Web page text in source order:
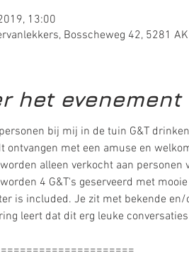
13:00
Bosscheweg 42, 5281
het evenement
bij mij in de tuin G&T
ontvangen met een amuse en
alleen verkocht aan personen
4 G&T's geserveerd met
is included. Je zit met bekende
leert dat dit erg leuke